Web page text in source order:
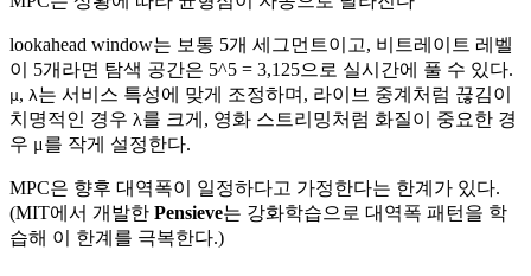
lookahead window는 보통 5개 세그먼트이고, 비트레이트 레벨
이 5개라면 탐색 공간은 5^5 = 3,125으로 실시간에 풀 수 있다.
μ, λ는 서비스 특성에 맞게 조정하며, 라이브 중계처럼 끊김이
치명적인 경우 λ를 크게, 영화 스트리밍처럼 화질이 중요한 경
우 μ를 작게 설정한다.
MPC은 향후 대역폭이 일정하다고 가정한다는 한계가 있다.
(MIT에서 개발한 Pensieve는 강화학습으로 대역폭 패턴을 학
습해 이 한계를 극복한다.)